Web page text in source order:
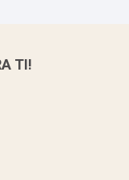
TI!